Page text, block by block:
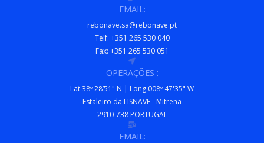
EMAIL:
rebonave.sa@rebonave.pt
Telf: +351 265 530 040
Fax: +351 265 530 051
OPERAÇÕES :
Lat 38º 28’51" N | Long 008º 47'35" W
Estaleiro da LISNAVE - Mitrena
2910-738 PORTUGAL
EMAIL: